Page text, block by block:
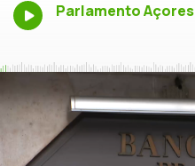
Parlamento Açores